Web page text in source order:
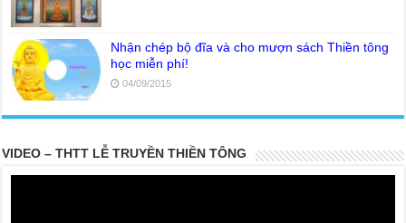
Nhận chép bộ đĩa và cho mượn sách Thiền tông
học miễn phí!
04/09/2015
VIDEO – THTT LỄ TRUYỀN THIỀN TÔNG